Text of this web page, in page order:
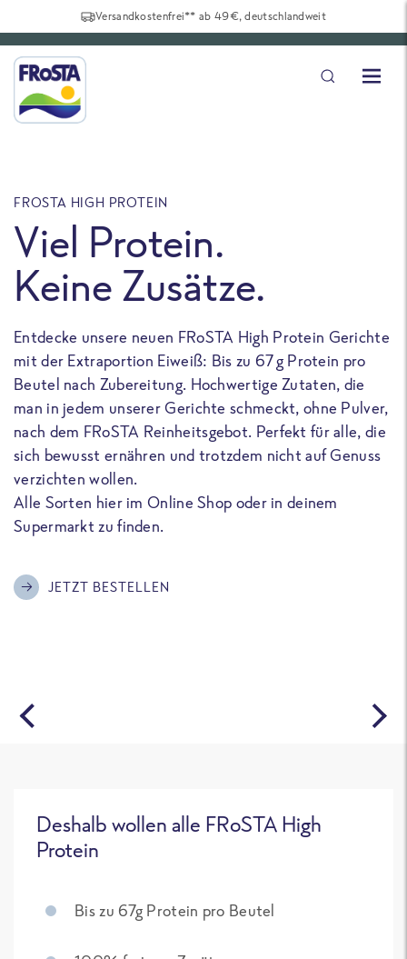
Versandkostenfrei** ab 49€, deutschlandweit
FROSTA HIGH PROTEIN
Viel Protein.
Keine Zusätze.
Entdecke unsere neuen FRoSTA High Protein Gerichte
mit der Extraportion Eiweiß: Bis zu 67 g Protein pro
Beutel nach Zubereitung. Hochwertige Zutaten, die
man in jedem unserer Gerichte schmeckt, ohne Pulver,
nach dem FRoSTA Reinheitsgebot. Perfekt für alle, die
sich bewusst ernähren und trotzdem nicht auf Genuss
verzichten wollen.
Alle Sorten hier im Online Shop oder in deinem
Supermarkt zu finden.
JETZT BESTELLEN
Deshalb wollen alle FRoSTA High
Protein
Bis zu 67g Protein pro Beutel